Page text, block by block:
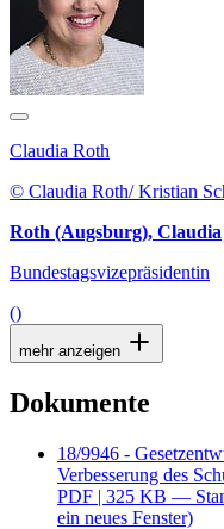
Claudia Roth
© Claudia Roth/ Kristian
Roth (Augsburg), Claudia
Bundestagsvizepräsidentin
()
mehr anzeigen
Dokumente
18/9946 -
Verbesserung des
PDF | 325 KB —
ein neues Fenster)